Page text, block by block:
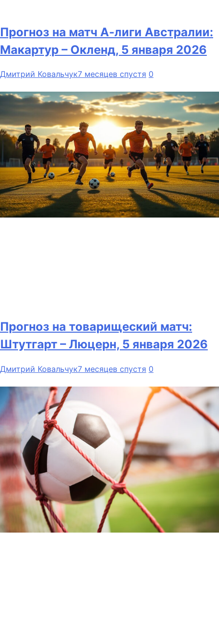
Прогноз на матч А-лиги Австралии:
Макартур – Окленд, 5 января 2026
Дмитрий Ковальчук7 месяцев спустя 0
Прогноз на товарищеский матч:
Штутгарт – Люцерн, 5 января 2026
Дмитрий Ковальчук7 месяцев спустя 0